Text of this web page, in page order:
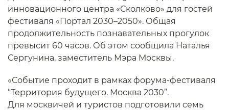
инновационного центра «Сколково» для гостей
фестиваля «Портал 2030–2050». Общая
продолжительность познавательных прогулок
превысит 60 часов. Об этом сообщила Наталья
Сергунина, заместитель Мэра Москвы.
«Событие проходит в рамках форума-фестиваля
“Территория будущего. Москва 2030”.
Для москвичей и туристов подготовили семь